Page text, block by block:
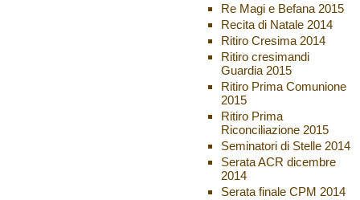
Re Magi e Befana 2015
Recita di Natale 2014
Ritiro Cresima 2014
Ritiro cresimandi
Guardia 2015
Ritiro Prima Comunione
2015
Ritiro Prima
Riconciliazione 2015
Seminatori di Stelle 2014
Serata ACR dicembre
2014
Serata finale CPM 2014